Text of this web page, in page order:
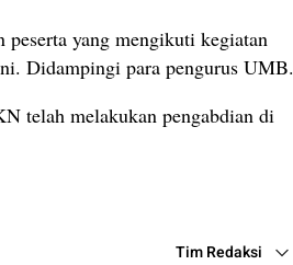
yang mengikuti kegiatan
Didampingi para pengurus UMB.
telah melakukan pengabdian di
Tim Redaksi